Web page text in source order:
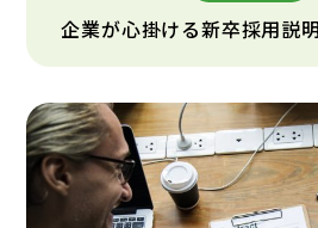
企業が心掛ける新卒採用説